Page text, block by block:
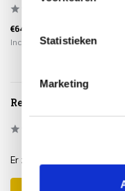
Statistieken
Marketing
€64,95
Incl. btw
Reviews
Er zijn nog geen reviews